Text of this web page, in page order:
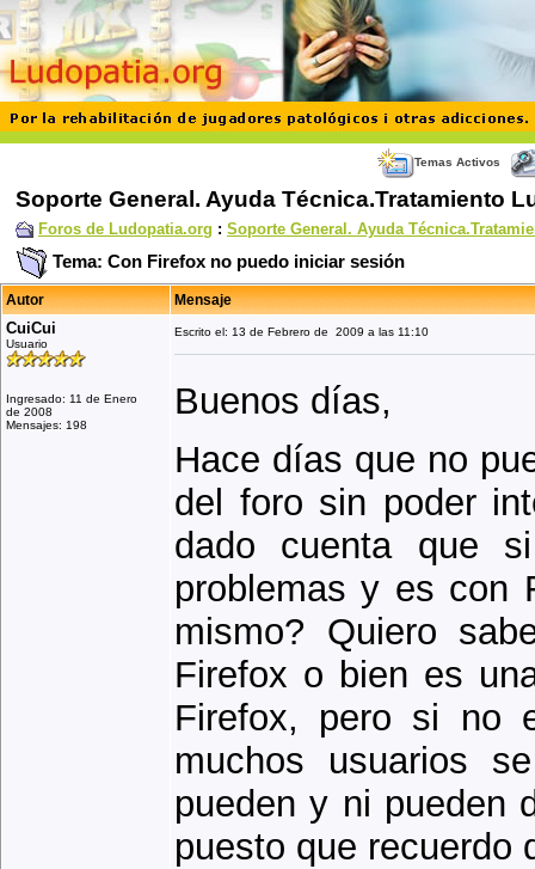
Temas Activos
Soporte General. Ayuda Técnica.Tratamiento
Foros de Ludopatia.org : Soporte General. Ayuda
Tema: Con Firefox no puedo iniciar sesión
Autor Mensaje
CuiCui
Usuario
Ingresado: 11 de Enero
de 2008
Mensajes: 198
Escrito el: 13 de Febrero de 2009 a las 11:10
Buenos días,
Hace días que no
del foro sin poder
dado cuenta que
problemas y es con
mismo? Quiero
Firefox o bien es
Firefox, pero si no
muchos usuarios
pueden y ni pueden
puesto que recuerdo